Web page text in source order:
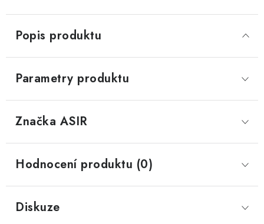
Popis produktu
Parametry produktu
Značka ASIR
Hodnocení produktu (0)
Diskuze